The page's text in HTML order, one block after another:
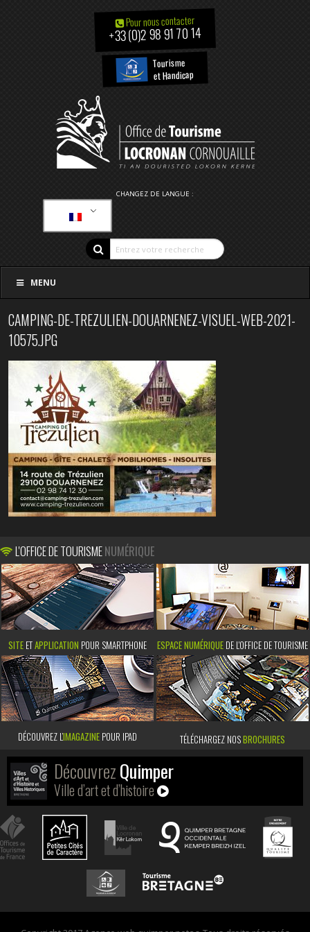
Pour nous contacter
+33 (0)2 98 91 70 14
Tourisme
et Handicap
CHANGEZ DE LANGUE :
MENU
CAMPING-DE-TREZULIEN-DOUARNENEZ-VISUEL-WEB-2021-
10575.JPG
L'OFFICE DE TOURISMENUMÉRIQUE
SITE ETAPPLICATION POUR SMARTPHONE ESPACE NUMÉRIQUE DE L'OFFICE DE TOURISME
DÉCOUVREZ L’IMAGAZINE POUR IPAD TÉLÉCHARGEZ NOSBROCHURES
DécouvrezQuimper
Ville d’art et d’histoire